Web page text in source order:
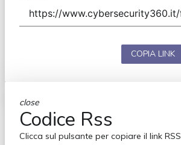
COPIA LINK
close
Codice Rss
Clicca sul pulsante per copiare il link RSS